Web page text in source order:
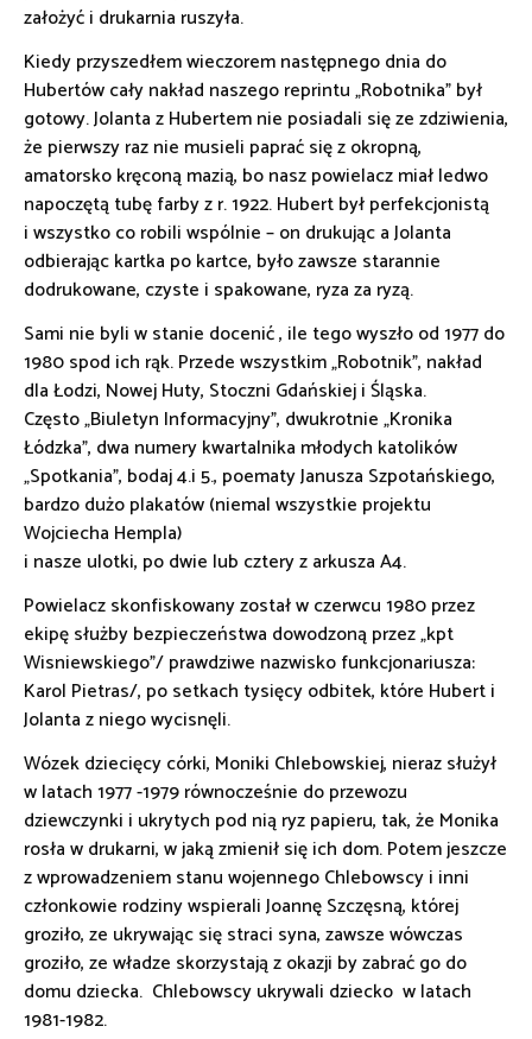
założyć i drukarnia ruszyła.
Kiedy przyszedłem wieczorem następnego dnia do
Hubertów cały nakład naszego reprintu „Robotnika” był
gotowy. Jolanta z Hubertem nie posiadali się ze zdziwienia,
że pierwszy raz nie musieli paprać się z okropną,
amatorsko kręconą mazią, bo nasz powielacz miał ledwo
napoczętą tubę farby z r. 1922. Hubert był perfekcjonistą
i wszystko co robili wspólnie – on drukując a Jolanta
odbierając kartka po kartce, było zawsze starannie
dodrukowane, czyste i spakowane, ryza za ryzą.
Sami nie byli w stanie docenić , ile tego wyszło od 1977 do
1980 spod ich rąk. Przede wszystkim „Robotnik”, nakład
dla Łodzi, Nowej Huty, Stoczni Gdańskiej i Śląska.
Często „Biuletyn Informacyjny”, dwukrotnie „Kronika
Łódzka”, dwa numery kwartalnika młodych katolików
„Spotkania”, bodaj 4.i 5., poematy Janusza Szpotańskiego,
bardzo dużo plakatów (niemal wszystkie projektu
Wojciecha Hempla)
i nasze ulotki, po dwie lub cztery z arkusza A4.
Powielacz skonfiskowany został w czerwcu 1980 przez
ekipę służby bezpieczeństwa dowodzoną przez „kpt
Wisniewskiego”/ prawdziwe nazwisko funkcjonariusza:
Karol Pietras/, po setkach tysięcy odbitek, które Hubert i
Jolanta z niego wycisnęli.
Wózek dziecięcy córki, Moniki Chlebowskiej, nieraz służył
w latach 1977 -1979 równocześnie do przewozu
dziewczynki i ukrytych pod nią ryz papieru, tak, że Monika
rosła w drukarni, w jaką zmienił się ich dom. Potem jeszcze
z wprowadzeniem stanu wojennego Chlebowscy i inni
członkowie rodziny wspierali Joannę Szczęsną, której
groziło, ze ukrywając się straci syna, zawsze wówczas
groziło, ze władze skorzystają z okazji by zabrać go do
domu dziecka. Chlebowscy ukrywali dziecko w latach
1981-1982.